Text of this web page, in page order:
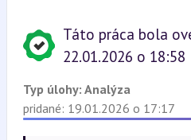
Táto práca bola
22.01.2026 o 18:58
Typ úlohy: Analýza
pridané: 19.01.2026 o 17:17